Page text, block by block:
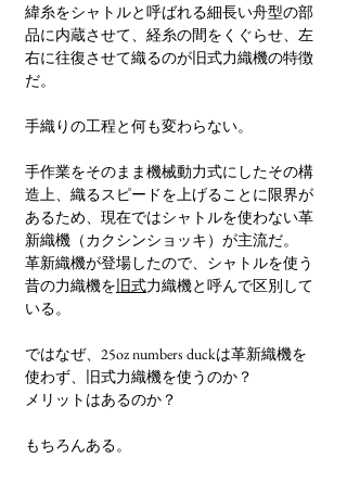
緯糸をシャトルと呼ばれる細長い舟型の部
品に内蔵させて、経糸の間をくぐらせ、左
右に往復させて織るのが旧式力織機の特徴
だ。
手織りの工程と何も変わらない。
手作業をそのまま機械動力式にしたその構
造上、織るスピードを上げることに限界が
あるため、現在ではシャトルを使わない革
新織機（カクシンショッキ）が主流だ。
革新織機が登場したので、シャトルを使う
昔の力織機を旧式力織機と呼んで区別して
いる。
ではなぜ、25oz numbers duckは革新織機を
使わず、旧式力織機を使うのか？
メリットはあるのか？
もちろんある。